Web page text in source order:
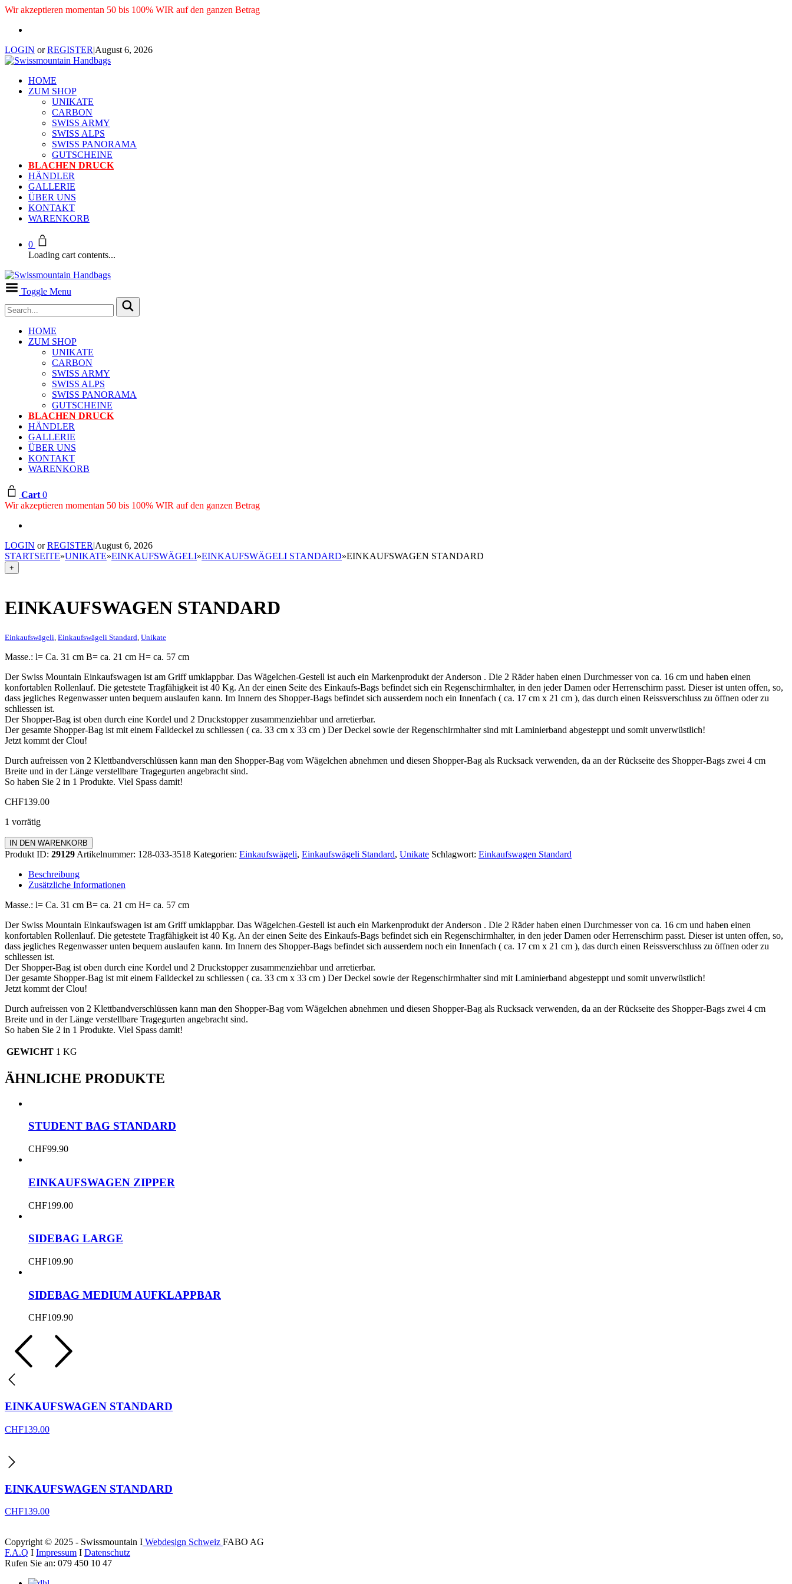
Wir akzeptieren momentan 50 bis 100% WIR auf den ganzen Betrag
LOGIN orREGISTER|August 6, 2026
HOME
ZUM SHOP
UNIKATE
CARBON
SWISS ARMY
SWISS ALPS
SWISS PANORAMA
GUTSCHEINE
BLACHEN DRUCK
HÄNDLER
GALLERIE
ÜBER UNS
KONTAKT
WARENKORB
0
Loading cart contents...
Toggle Menu
HOME
ZUM SHOP
UNIKATE
CARBON
SWISS ARMY
SWISS ALPS
SWISS PANORAMA
GUTSCHEINE
BLACHEN DRUCK
HÄNDLER
GALLERIE
ÜBER UNS
KONTAKT
WARENKORB
Cart 0
Wir akzeptieren momentan 50 bis 100% WIR auf den ganzen Betrag
LOGIN orREGISTER|August 6, 2026
STARTSEITE»UNIKATE»EINKAUFSWÄGELI»EINKAUFSWÄGELI STANDARD»EINKAUFSWAGEN STANDARD
+
EINKAUFSWAGEN STANDARD
Einkaufswägeli Einkaufswägeli Standard Unikate
Masse.: l= Ca. 31 cm B= ca. 21 cm H= ca. 57 cm
Der Swiss Mountain Einkaufswagen ist am Griff umklappbar. Das Wägelchen-Gestell ist auch ein Markenprodukt der Anderson . Die 2 Räder haben einen Durchmesser von ca. 16 cm und haben einen
konfortablen Rollenlauf. Die getestete Tragfähigkeit ist 40 Kg. An der einen Seite des Einkaufs-Bags befindet sich ein Regenschirmhalter, in den jeder Damen oder Herrenschirm passt. Dieser ist unten offen, so,
dass jegliches Regenwasser unten bequem auslaufen kann. Im Innern des Shopper-Bags befindet sich ausserdem noch ein Innenfach ( ca. 17 cm x 21 cm ), das durch einen Reissverschluss zu öffnen oder zu
schliessen ist.
Der Shopper-Bag ist oben durch eine Kordel und 2 Druckstopper zusammenziehbar und arretierbar.
Der gesamte Shopper-Bag ist mit einem Falldeckel zu schliessen ( ca. 33 cm x 33 cm ) Der Deckel sowie der Regenschirmhalter sind mit Laminierband abgesteppt und somit unverwüstlich!
Jetzt kommt der Clou!
Durch aufreissen von 2 Klettbandverschlüssen kann man den Shopper-Bag vom Wägelchen abnehmen und diesen Shopper-Bag als Rucksack verwenden, da an der Rückseite des Shopper-Bags zwei 4 cm
Breite und in der Länge verstellbare Tragegurten angebracht sind.
So haben Sie 2 in 1 Produkte. Viel Spass damit!
CHF139.00
1 vorrätig
Einkaufswagen
Standard
IN DEN WARENKORB
Produkt ID: 29129 Artikelnummer: 128-033-3518 Kategorien: Einkaufswägeli, Einkaufswägeli Standard, Unikate Schlagwort: Einkaufswagen Standard
Beschreibung
Zusätzliche Informationen
Masse.: l= Ca. 31 cm B= ca. 21 cm H= ca. 57 cm
Der Swiss Mountain Einkaufswagen ist am Griff umklappbar. Das Wägelchen-Gestell ist auch ein Markenprodukt der Anderson . Die 2 Räder haben einen Durchmesser von ca. 16 cm und haben einen
konfortablen Rollenlauf. Die getestete Tragfähigkeit ist 40 Kg. An der einen Seite des Einkaufs-Bags befindet sich ein Regenschirmhalter, in den jeder Damen oder Herrenschirm passt. Dieser ist unten offen, so,
dass jegliches Regenwasser unten bequem auslaufen kann. Im Innern des Shopper-Bags befindet sich ausserdem noch ein Innenfach ( ca. 17 cm x 21 cm ), das durch einen Reissverschluss zu öffnen oder zu
schliessen ist.
Der Shopper-Bag ist oben durch eine Kordel und 2 Druckstopper zusammenziehbar und arretierbar.
Der gesamte Shopper-Bag ist mit einem Falldeckel zu schliessen ( ca. 33 cm x 33 cm ) Der Deckel sowie der Regenschirmhalter sind mit Laminierband abgesteppt und somit unverwüstlich!
Jetzt kommt der Clou!
Durch aufreissen von 2 Klettbandverschlüssen kann man den Shopper-Bag vom Wägelchen abnehmen und diesen Shopper-Bag als Rucksack verwenden, da an der Rückseite des Shopper-Bags zwei 4 cm
Breite und in der Länge verstellbare Tragegurten angebracht sind.
So haben Sie 2 in 1 Produkte. Viel Spass damit!
GEWICHT 1 KG
ÄHNLICHE PRODUKTE
STUDENT BAG STANDARD
CHF99.90
EINKAUFSWAGEN ZIPPER
CHF199.00
SIDEBAG LARGE
CHF109.90
SIDEBAG MEDIUM AUFKLAPPBAR
CHF109.90
EINKAUFSWAGEN STANDARD
CHF139.00
EINKAUFSWAGEN STANDARD
CHF139.00
Copyright © 2025 - Swissmountain I Webdesign Schweiz FABO AG
F.A.Q I Impressum I Datenschutz
Rufen Sie an: 079 450 10 47